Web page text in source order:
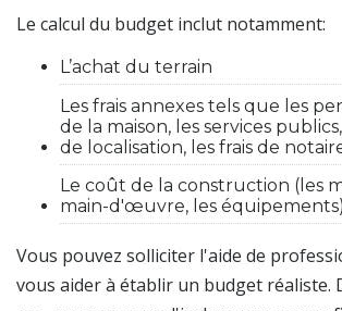
Le calcul du budget inclut notamment:
L’achat du terrain
Les frais annexes tels que les
de la maison, les services
de localisation, les frais de
Le coût de la construction (les
main-d'œuvre, les
Vous pouvez solliciter l'aide de
vous aider à établir un budget réaliste.